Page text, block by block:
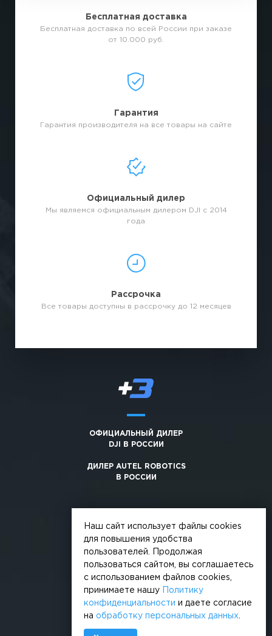
Бесплатная доставка
Бесплатная доставка по всей России при заказе
от 10.000 руб.
Гарантия
Гарантия производителя на все товары на сайте
Официальный дилер
Мы являемся официальным дилером DJI с 2014
года
Рассрочка
Все товары доступны в рассрочку до 12 месяцев
ОФИЦИАЛЬНЫЙ ДИЛЕР
DJI В РОССИИ
ДИЛЕР AUTEL ROBOTICS
В РОССИИ
© 2026, +3. Все права защищены
Обработка персональных данных
Наш сайт использует файлы cookies
для повышения удобства
пользователей. Продолжая
пользоваться сайтом, вы соглашаетесь
с использованием файлов cookies,
принимаете нашу
Политику
конфиденциальности
и даете согласие
на обработку персональных данных